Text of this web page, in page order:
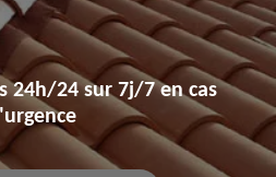
24h/24 sur 7j/7 en cas